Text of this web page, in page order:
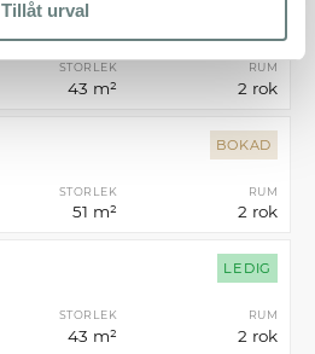
Tillåt urval
STORLEK
43 m²
RUM
2 rok
STORLEK
51 m²
RUM
2 rok
BOKAD
STORLEK
43 m²
RUM
2 rok
LEDIG